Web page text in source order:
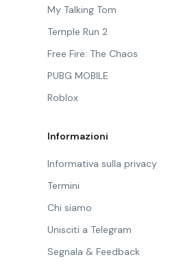
My Talking Tom
Temple Run 2
Free Fire: The Chaos
PUBG MOBILE
Roblox
Informazioni
Informativa sulla privacy
Termini
Chi siamo
Unisciti a Telegram
Segnala & Feedback